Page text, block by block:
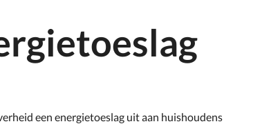
een energietoeslag uit aan huishoudens